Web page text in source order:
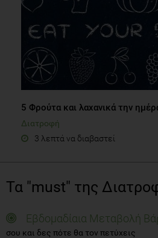
5 Φρούτα και λαχανικά την
Διατροφή
3 λεπτά να διαβαστεί
Τα "must" της
Εβδομαδίαια Μεταβολή
σου και δες πότε θα τον πετύχεις